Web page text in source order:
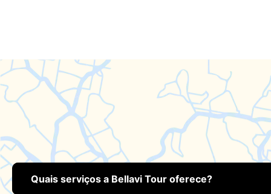
Quais serviços a Bellavi Tour oferece?